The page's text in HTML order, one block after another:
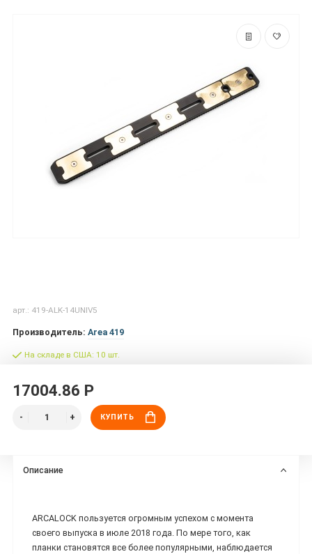
арт.: 419-ALK-14UNIV5
Производитель: Area 419
На складе в США: 10 шт.
17004.86 Р
КУПИТЬ
Описание
ARCALOCK пользуется огромным успехом с момента
своего выпуска в июле 2018 года. По мере того, как
планки становятся все более популярными, наблюдается